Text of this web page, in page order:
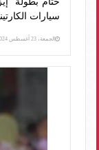
سيارات
الجمعة، 23 أغسطس 2024 06:24 م